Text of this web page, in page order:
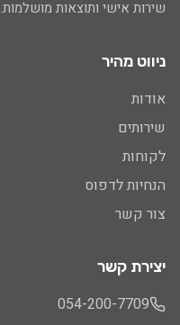
שירות אישי ותוצאות מושלמות.
ניווט מהיר
אודות
שירותים
לקוחות
הנחיות לדפוס
צור קשר
יצירת קשר
054-200-7709